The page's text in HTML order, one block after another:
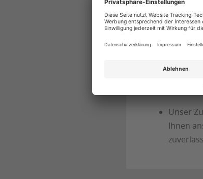
Bitte
Unser
Wir
Unser
Ihnen